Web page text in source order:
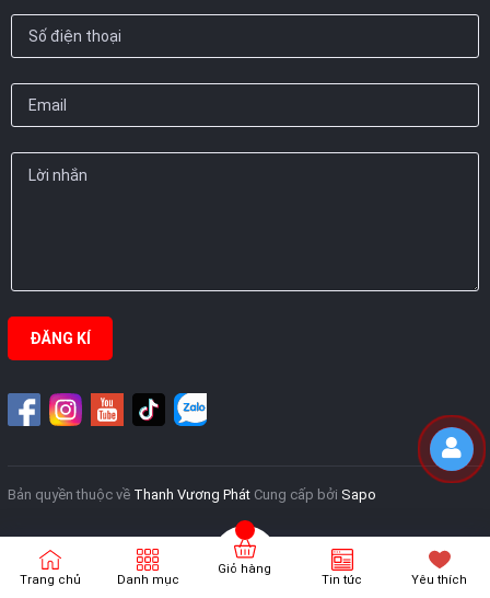
ĐĂNG KÍ
Bản quyền thuộc về Thanh Vương Phát Cung cấp bởi Sapo
Trang chủ Danh mục
Giỏ hàng
Tin tức Yêu thích